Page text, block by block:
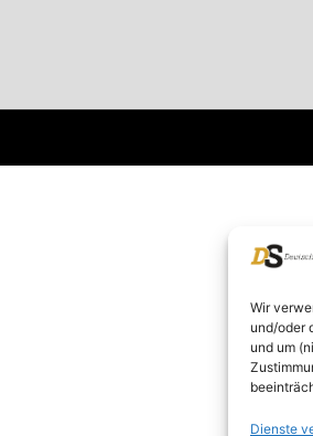
Wir
und/oder
und um
Dienste